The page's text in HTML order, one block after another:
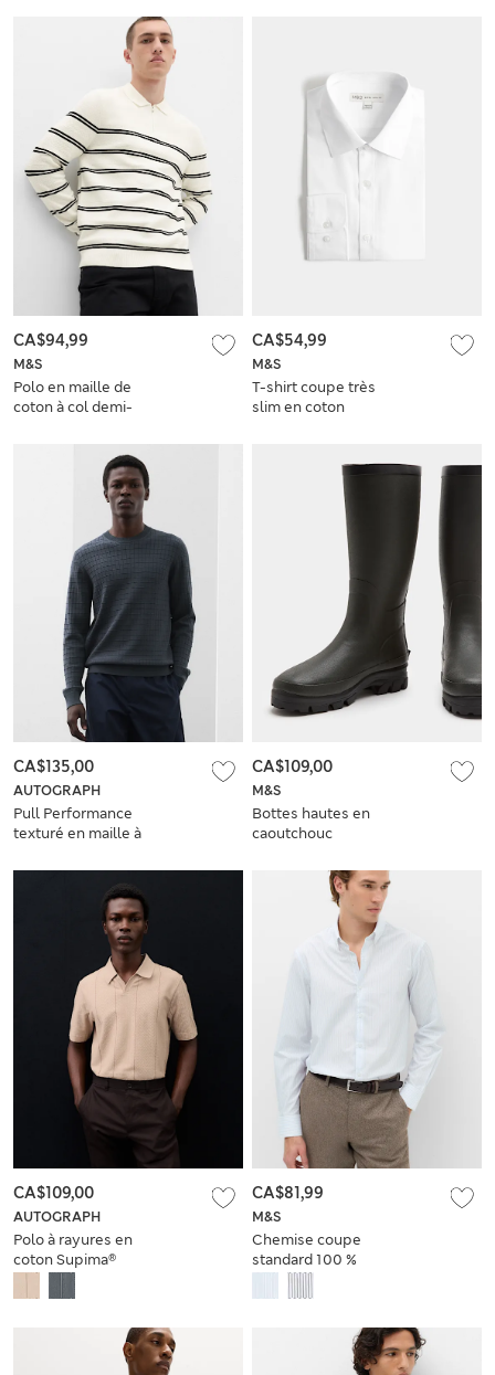
M&S
Polo en maille de
coton à col demi-
CA$94,99
M&S
T-shirt coupe très
slim en coton
CA$54,99
AUTOGRAPH
Pull Performance
texturé en maille à
CA$135,00
M&S
Bottes hautes en
caoutchouc
CA$109,00
AUTOGRAPH
Polo à rayures en
coton Supima®
CA$109,00
M&S
Chemise coupe
standard 100 %
coton à rayures
CA$81,99